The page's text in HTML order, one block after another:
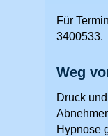
Für
3400533.
Weg
Druck
Hypnose